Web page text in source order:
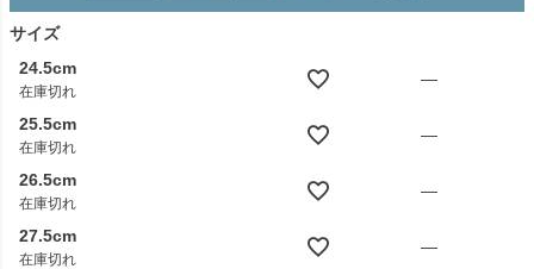
サイズ
24.5cm
在庫切れ
—
25.5cm
在庫切れ
—
26.5cm
在庫切れ
—
27.5cm
在庫切れ
—